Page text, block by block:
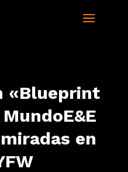
«Blueprint
en